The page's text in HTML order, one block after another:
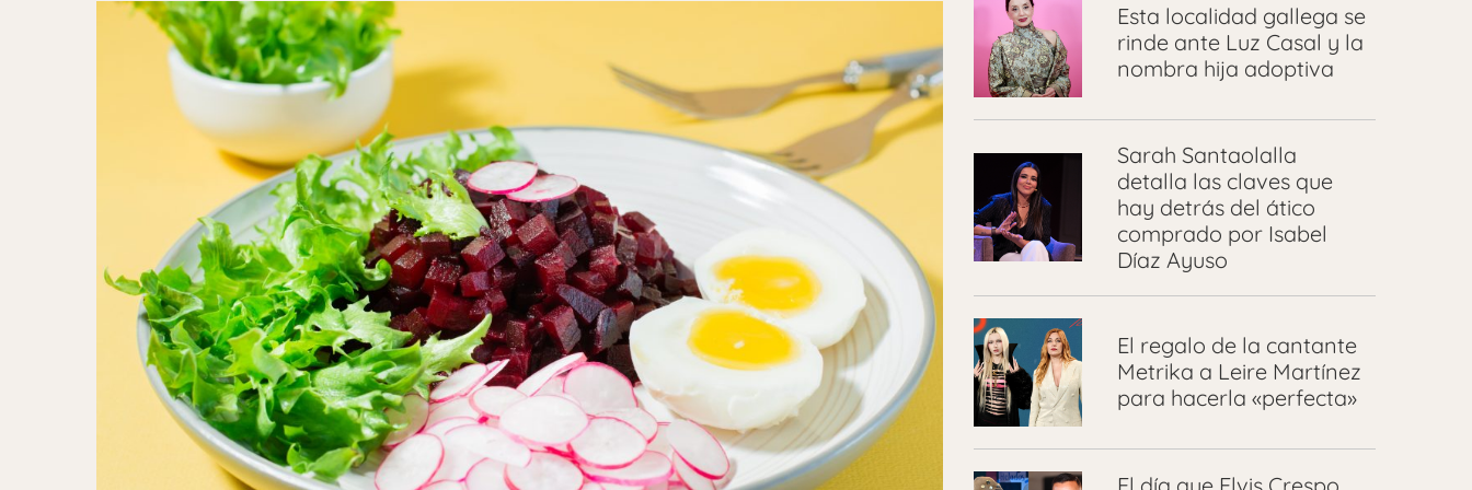
Esta localidad gallega se
rinde ante Luz Casal y la
nombra hija adoptiva
Sarah Santaolalla
detalla las claves que
hay detrás del ático
comprado por Isabel
Díaz Ayuso
El regalo de la cantante
Metrika a Leire Martínez
para hacerla «perfecta»